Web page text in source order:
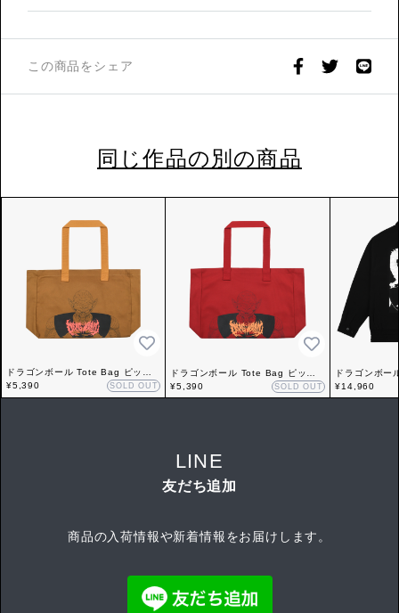
この商品をシェア
同じ作品の別の商品
ドラゴンボール Tote Bag ピッコ
ロ大魔王 ブラウン
¥5,390 SOLD OUT
ドラゴンボール Tote Bag ピッコ
ロ大魔王 レッド
¥5,390 SOLD OUT
ドラゴンボー
魔王
¥14,960
LINE
友だち追加
商品の入荷情報や新着情報をお届けします。